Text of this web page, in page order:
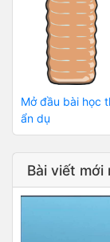
Mở đầu bài học
ẩn dụ
Bài viết mới